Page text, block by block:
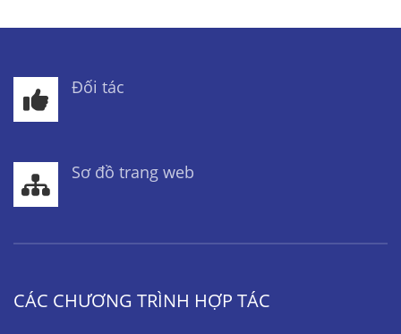
Đối tác
Sơ đồ trang web
CÁC CHƯƠNG TRÌNH HỢP TÁC